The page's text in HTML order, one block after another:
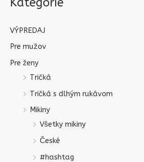
VÝPREDAJ
Pre mužov
Pre ženy
Tričká
Tričká s dlhým rukávom
Mikiny
Všetky mikiny
České
#hashtag